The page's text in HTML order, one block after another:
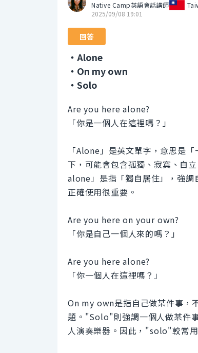
Native Camp英語會話講師
2025/09/08 19:01
回答
・Alone
・On my own
・Solo
Are you here alone?
「你是一個人在這裡嗎？」
「Alone」是英文單字，意思是
下，可能會包含孤獨、寂寞、自
alone」是指「獨自居住」，強
正確使用很重要。
Are you here on your own?
「你是自己一個人來的嗎？」
Are you here alone?
「你一個人在這裡嗎？」
On my own是指自己做某件事，
題。"Solo"則強調一個人做某件
人演奏樂器。因此，"solo"較常